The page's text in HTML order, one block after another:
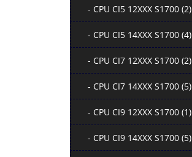
- CPU CI5 12XXX S1700 (2)
- CPU CI5 14XXX S1700 (4)
- CPU CI7 12XXX S1700 (2)
- CPU CI7 14XXX S1700 (5)
- CPU CI9 12XXX S1700 (1)
- CPU CI9 14XXX S1700 (5)